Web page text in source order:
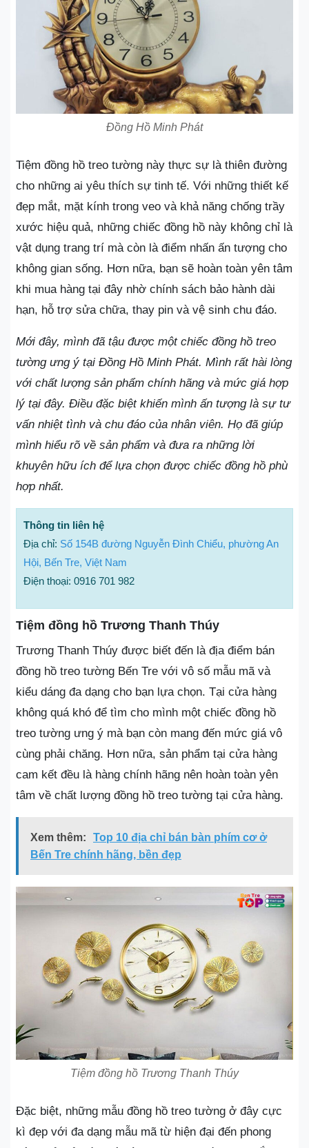
Đồng Hồ Minh Phát
Tiệm đồng hồ treo tường này thực sự là thiên đường
cho những ai yêu thích sự tinh tế. Với những thiết kế
đẹp mắt, mặt kính trong veo và khả năng chống trầy
xước hiệu quả, những chiếc đồng hồ này không chỉ là
vật dụng trang trí mà còn là điểm nhấn ấn tượng cho
không gian sống. Hơn nữa, bạn sẽ hoàn toàn yên tâm
khi mua hàng tại đây nhờ chính sách bảo hành dài
hạn, hỗ trợ sửa chữa, thay pin và vệ sinh chu đáo.
Mới đây, mình đã tậu được một chiếc đồng hồ treo
tường ưng ý tại Đồng Hồ Minh Phát. Mình rất hài lòng
với chất lượng sản phẩm chính hãng và mức giá hợp
lý tại đây. Điều đặc biệt khiến mình ấn tượng là sự tư
vấn nhiệt tình và chu đáo của nhân viên. Họ đã giúp
mình hiểu rõ về sản phẩm và đưa ra những lời
khuyên hữu ích để lựa chọn được chiếc đồng hồ phù
hợp nhất.
Thông tin liên hệ
Địa chỉ: Số 154B đường Nguyễn Đình Chiểu, phường An
Hội, Bến Tre, Việt Nam
Điện thoại: 0916 701 982
Tiệm đồng hồ Trương Thanh Thúy
Trương Thanh Thúy được biết đến là địa điểm bán
đồng hồ treo tường Bến Tre với vô số mẫu mã và
kiểu dáng đa dạng cho bạn lựa chọn. Tại cửa hàng
không quá khó để tìm cho mình một chiếc đồng hồ
treo tường ưng ý mà bạn còn mang đến mức giá vô
cùng phải chăng. Hơn nữa, sản phẩm tại cửa hàng
cam kết đều là hàng chính hãng nên hoàn toàn yên
tâm về chất lượng đồng hồ treo tường tại cửa hàng.
Xem thêm:
Top 10 địa chỉ bán bàn phím cơ ở
Bến Tre chính hãng, bền đẹp
Tiệm đồng hồ Trương Thanh Thúy
Đặc biệt, những mẫu đồng hồ treo tường ở đây cực
kì đẹp với đa dạng mẫu mã từ hiện đại đến phong